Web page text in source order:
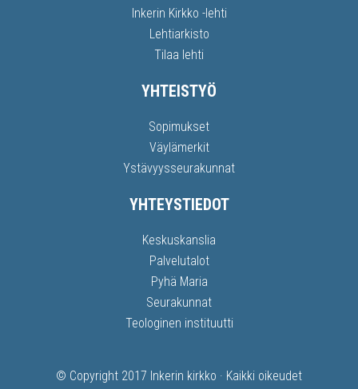
Inkerin Kirkko -lehti
Lehtiarkisto
Tilaa lehti
YHTEISTYÖ
Sopimukset
Väylämerkit
Ystävyysseurakunnat
YHTEYSTIEDOT
Keskuskanslia
Palvelutalot
Pyhä Maria
Seurakunnat
Teologinen instituutti
© Copyright 2017 Inkerin kirkko · Kaikki oikeudet